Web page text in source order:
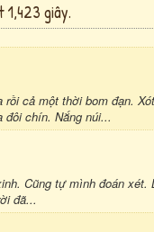
1,423 giây.
cả một thời bom đạn.
chín. Nắng núi...
Cũng tự mình đoán
đã...